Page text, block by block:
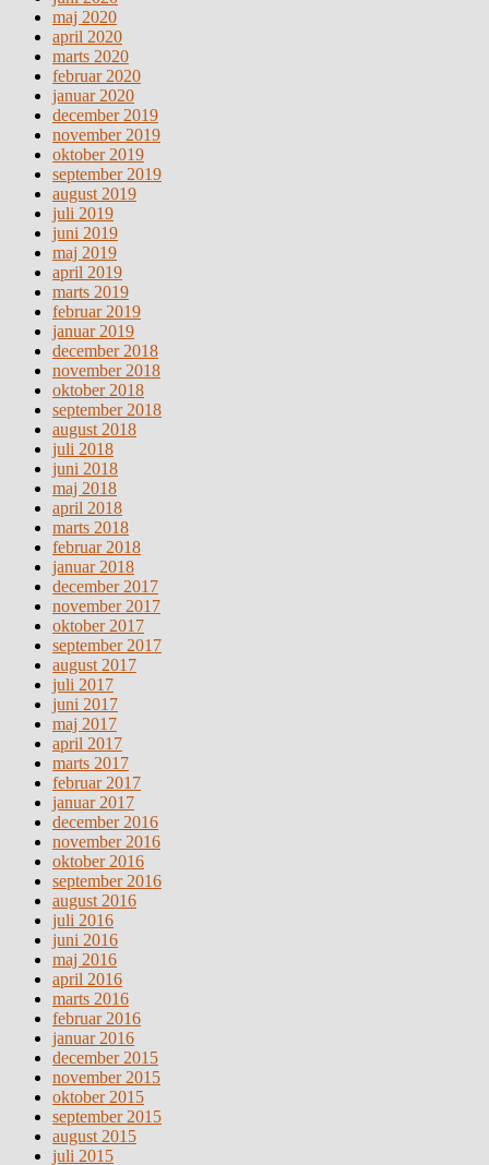
maj 2020
april 2020
marts 2020
februar 2020
januar 2020
december 2019
november 2019
oktober 2019
september 2019
august 2019
juli 2019
juni 2019
maj 2019
april 2019
marts 2019
februar 2019
januar 2019
december 2018
november 2018
oktober 2018
september 2018
august 2018
juli 2018
juni 2018
maj 2018
april 2018
marts 2018
februar 2018
januar 2018
december 2017
november 2017
oktober 2017
september 2017
august 2017
juli 2017
juni 2017
maj 2017
april 2017
marts 2017
februar 2017
januar 2017
december 2016
november 2016
oktober 2016
september 2016
august 2016
juli 2016
juni 2016
maj 2016
april 2016
marts 2016
februar 2016
januar 2016
december 2015
november 2015
oktober 2015
september 2015
august 2015
juli 2015